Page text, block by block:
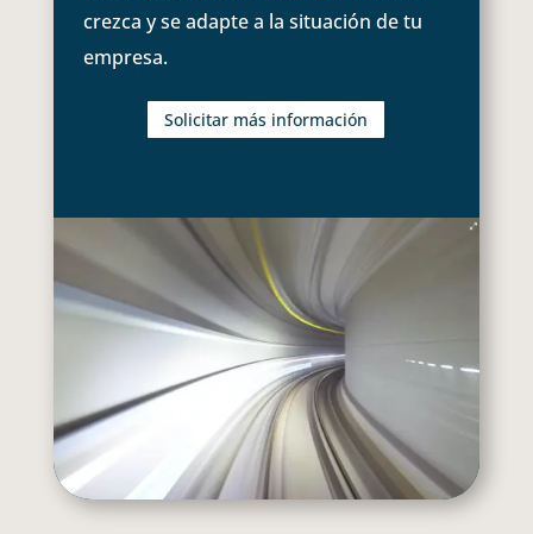
crezca y se adapte a la situación de tu
empresa.
Solicitar más información